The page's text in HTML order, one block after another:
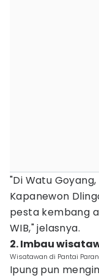
"Di Watu
Kapanewon
pesta kembang
WIB," jelasnya.
2. Imbau
Wisatawan di Pantai
Ipung pun